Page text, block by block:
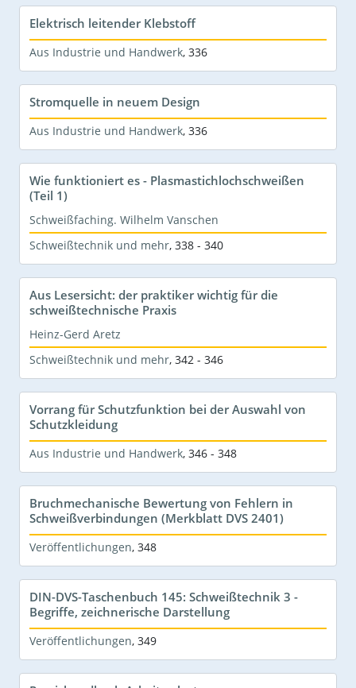
Elektrisch leitender Klebstoff
Aus Industrie und Handwerk, 336
Stromquelle in neuem Design
Aus Industrie und Handwerk, 336
Wie funktioniert es - Plasmastichlochschweißen
(Teil 1)
Schweißfaching. Wilhelm Vanschen
Schweißtechnik und mehr, 338 - 340
Aus Lesersicht: der praktiker wichtig für die
schweißtechnische Praxis
Heinz-Gerd Aretz
Schweißtechnik und mehr, 342 - 346
Vorrang für Schutzfunktion bei der Auswahl von
Schutzkleidung
Aus Industrie und Handwerk, 346 - 348
Bruchmechanische Bewertung von Fehlern in
Schweißverbindungen (Merkblatt DVS 2401)
Veröffentlichungen, 348
DIN-DVS-Taschenbuch 145: Schweißtechnik 3 -
Begriffe, zeichnerische Darstellung
Veröffentlichungen, 349